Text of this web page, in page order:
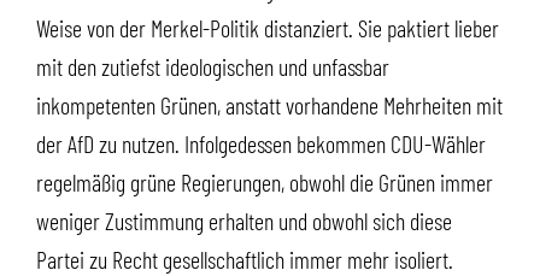
Weise von der Merkel-Politik distanziert. Sie paktiert lieber
mit den zutiefst ideologischen und unfassbar
inkompetenten Grünen, anstatt vorhandene Mehrheiten mit
der AfD zu nutzen. Infolgedessen bekommen CDU-Wähler
regelmäßig grüne Regierungen, obwohl die Grünen immer
weniger Zustimmung erhalten und obwohl sich diese
Partei zu Recht gesellschaftlich immer mehr isoliert.